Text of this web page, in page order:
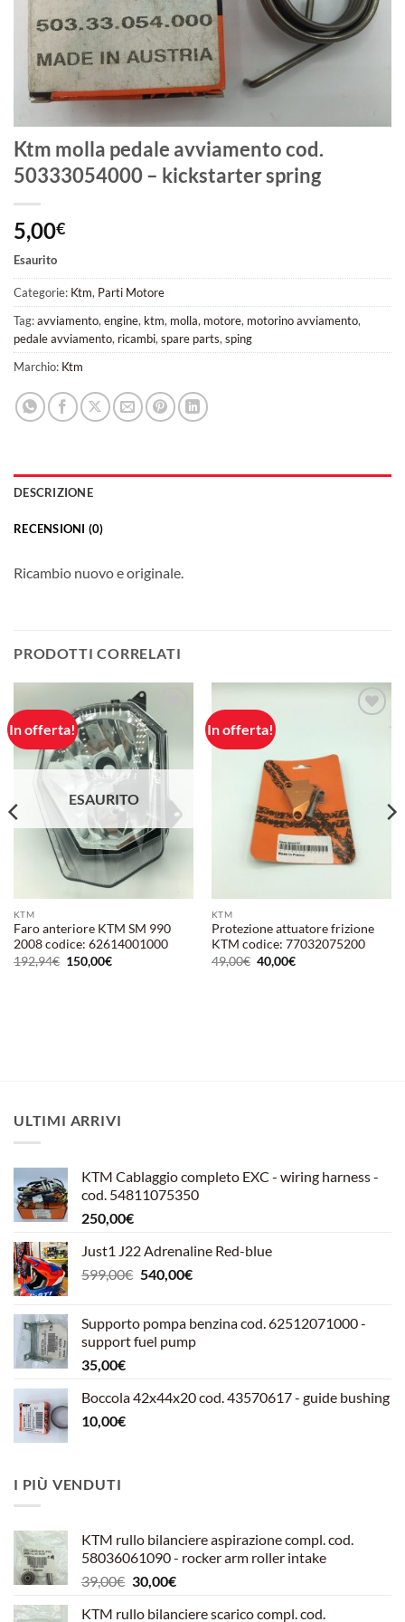
Ktm molla pedale avviamento cod.
50333054000 – kickstarter spring
5,00€
Esaurito
Categorie: Ktm, Parti Motore
Tag:avviamento,engine, ktm, molla, motore, motorino avviamento,
pedale avviamento, ricambi,spare parts,sping
Marchio: Ktm
DESCRIZIONE
RECENSIONI (0)
Ricambio nuovo e originale.
PRODOTTI CORRELATI
In offerta!
Aggiungi
alla lista
dei
desideri
ESAURITO
KTM
Faro anteriore KTM SM 990
2008 codice: 62614001000
192,94€ Il
prezzo
150,00€Il
In offerta!
KTM
Protezione attuatore frizione
KTM codice: 77032075200
49,00€ Il
prezzo
40,00€Il
ULTIMI ARRIVI
KTM Cablaggio completo EXC - wiring harness -
cod. 54811075350
250,00€
Just1 J22 Adrenaline Red-blue
599,00€ Il
era:
599,00€.
540,00€Il
è:
540,00€.
Supporto pompa benzina cod. 62512071000 -
support fuel pump
35,00€
Boccola 42x44x20 cod. 43570617 - guide bushing
10,00€
I PIÙ VENDUTI
KTM rullo bilanciere aspirazione compl. cod.
58036061090 - rocker arm roller intake
39,00€ Il
originale
30,00€Il
attuale
KTM rullo bilanciere scarico compl. cod.